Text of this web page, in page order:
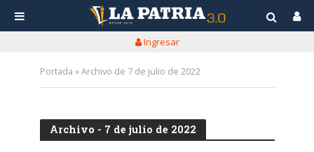
Ingresar
Portada »Archivo de 7 de julio de 2022
Archivo - 7 de julio de 2022